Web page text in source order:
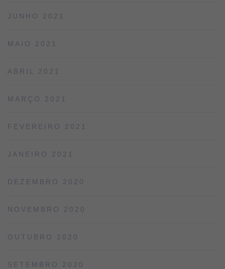
JUNHO 2021
MAIO 2021
ABRIL 2021
MARÇO 2021
FEVEREIRO 2021
JANEIRO 2021
DEZEMBRO 2020
NOVEMBRO 2020
OUTUBRO 2020
SETEMBRO 2020